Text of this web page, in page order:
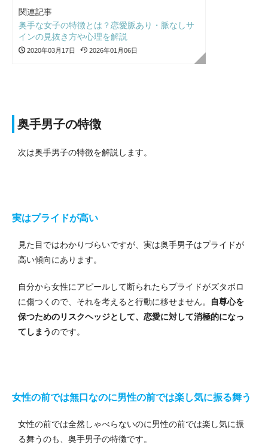
関連記事
奥手な女子の特徴とは？恋愛脈あり・脈なしサ
インの見抜き方や心理を解説
2020年03月17日 2026年01月06日
奥手男子の特徴
次は奥手男子の特徴を解説します。
実はプライドが高い
見た目ではわかりづらいですが、実は奥手男子はプライドが
高い傾向にあります。
自分から女性にアピールして断られたらプライドがズタボロ
に傷つくので、それを考えると行動に移せません。
自尊心を
保つためのリスクヘッジとして、恋愛に対して消極的になっ
てしまうのです。
女性の前では無口なのに男性の前では楽し気に振る舞う
女性の前では全然しゃべらないのに男性の前では楽し気に振
る舞うのも、奥手男子の特徴です。